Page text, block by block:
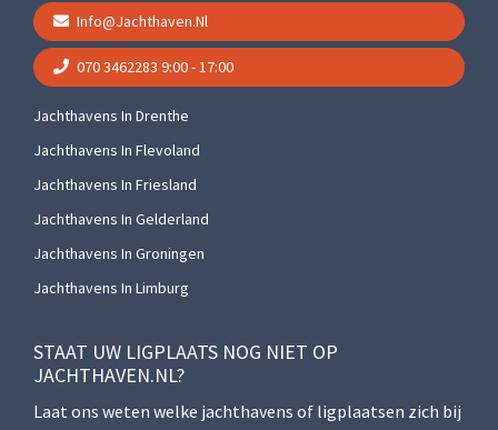
Info@jachthaven.nl
070 3462283 9:00 - 17:00
Jachthavens In Drenthe
Jachthavens In Flevoland
Jachthavens In Friesland
Jachthavens In Gelderland
Jachthavens In Groningen
Jachthavens In Limburg
STAAT UW LIGPLAATS NOG NIET OP
JACHTHAVEN.NL?
Laat ons weten welke jachthavens of ligplaatsen zich bij